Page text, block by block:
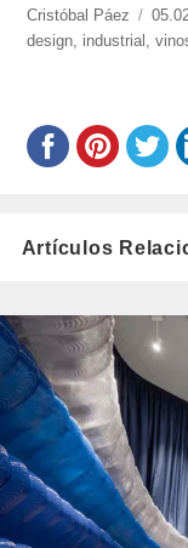
https://
paez/
Cristóbal Páez
el
design, industrial ,
Artículos